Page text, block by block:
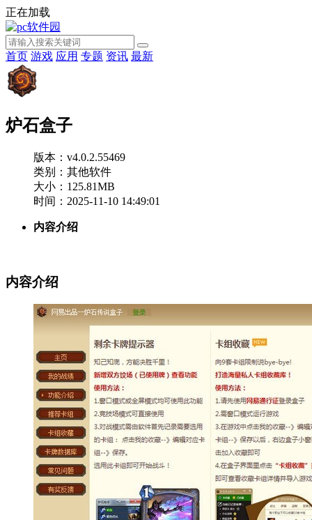
正在加载
首页 游戏 应用 专题 资讯 最新
炉石盒子
版本：v4.0.2.55469
类别：其他软件
大小：125.81MB
时间：2025-11-10 14:49:01
内容介绍
内容介绍